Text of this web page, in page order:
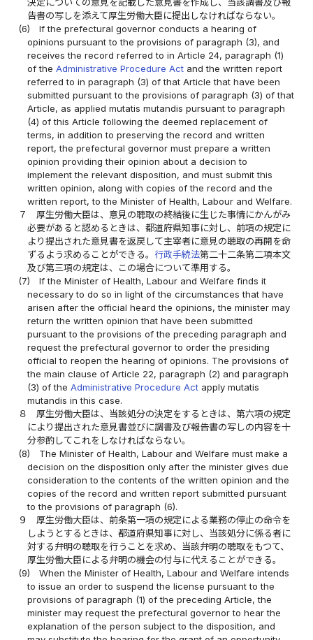
告書の写しを添えて厚生労働大臣に提出しなければならない。
(6)
If the prefectural governor conducts a hearing of
opinions pursuant to the provisions of paragraph (3), and
receives the record referred to in Article 24, paragraph (1)
of theAdministrative Procedure Act and the written report
referred to in paragraph (3) of that Article that have been
submitted pursuant to the provisions of paragraph (3) of that
Article, as applied mutatis mutandis pursuant to paragraph
(4) of this Article following the deemed replacement of
terms, in addition to preserving the record and written
report, the prefectural governor must prepare a written
opinion providing their opinion about a decision to
implement the relevant disposition, and must submit this
written opinion, along with copies of the record and the
written report, to the Minister of Health, Labour and Welfare.
７
厚生労働大臣は、意見の聴取の終結後に生じた事情にかんがみ
必要があると認めるときは、都道府県知事に対し、前項の規定に
より提出された意見書を返戻して主宰者に意見の聴取の再開を命
ずるよう求めることができる。 行政手続法第二十二条第二項本文
及び第三項の規定は、この場合について準用する。
(7)
If the Minister of Health, Labour and Welfare finds it
necessary to do so in light of the circumstances that have
arisen after the official heard the opinions, the minister may
return the written opinion that have been submitted
pursuant to the provisions of the preceding paragraph and
request the prefectural governor to order the presiding
official to reopen the hearing of opinions. The provisions of
the main clause of Article 22, paragraph (2) and paragraph
(3) of theAdministrative Procedure Act apply mutatis
mutandis in this case.
８
厚生労働大臣は、当該処分の決定をするときは、第六項の規定
により提出された意見書並びに調書及び報告書の写しの内容を十
分参酌してこれをしなければならない。
(8)
The Minister of Health, Labour and Welfare must make a
decision on the disposition only after the minister gives due
consideration to the contents of the written opinion and the
copies of the record and written report submitted pursuant
to the provisions of paragraph (6).
９
厚生労働大臣は、前条第一項の規定による業務の停止の命令を
しようとするときは、都道府県知事に対し、当該処分に係る者に
対する弁明の聴取を行うことを求め、当該弁明の聴取をもつて、
厚生労働大臣による弁明の機会の付与に代えることができる。
(9)
When the Minister of Health, Labour and Welfare intends
to issue an order to suspend the license pursuant to the
provisions of paragraph (1) of the preceding Article, the
minister may request the prefectural governor to hear the
explanation of the person subject to the disposition, and